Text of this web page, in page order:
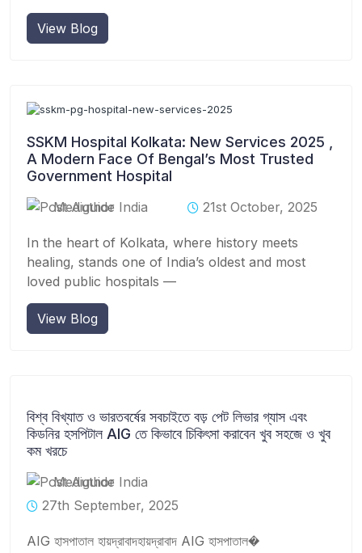
View Blog
SSKM Hospital Kolkata: New Services 2025 ,
A Modern Face Of Bengal’s Most Trusted
Government Hospital
Mediguide India 21st October, 2025
In the heart of Kolkata, where history meets
healing, stands one of India’s oldest and most
loved public hospitals —
View Blog
বিশ্ব বিখ্যাত ও ভারতবর্ষের সবচাইতে বড় পেট লিভার গ্যাস এবং
কিডনির হসপিটাল AIG তে কিভাবে চিকিৎসা করাবেন খুব সহজে ও খুব
কম খরচে
Mediguide India
27th September, 2025
AIG হাসপাতাল হায়দ্রাবাদহায়দ্রাবাদ AIG হাসপাতাল�